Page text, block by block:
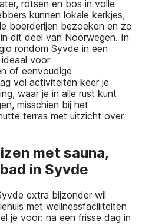
rotsen en bos in volle
kunnen lokale kerkjes,
boerderijen bezoeken en zo
dit deel van Noorwegen. In
rondom Syvde in een
voor
of eenvoudige
vol activiteiten keer je
waar je in alle rust kunt
misschien bij het
terras met uitzicht over
met sauna,
in Syvde
extra bijzonder wil
met wellnessfaciliteiten
je voor: na een frisse dag in